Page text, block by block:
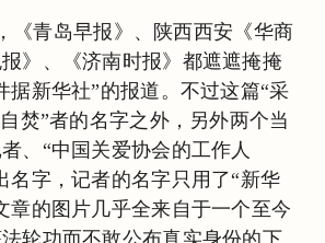
《青岛早报》、陕西西安《华商
》、《济南时报》都遮遮掩掩
据新华社”的报道。不过这篇“采
焚”者的名字之外，另外两个当
、“中国关爱协会的工作人
名字，记者的名字只用了“新华
章的图片几乎全来自于一个至今
轮功而不敢公布真实身份的下